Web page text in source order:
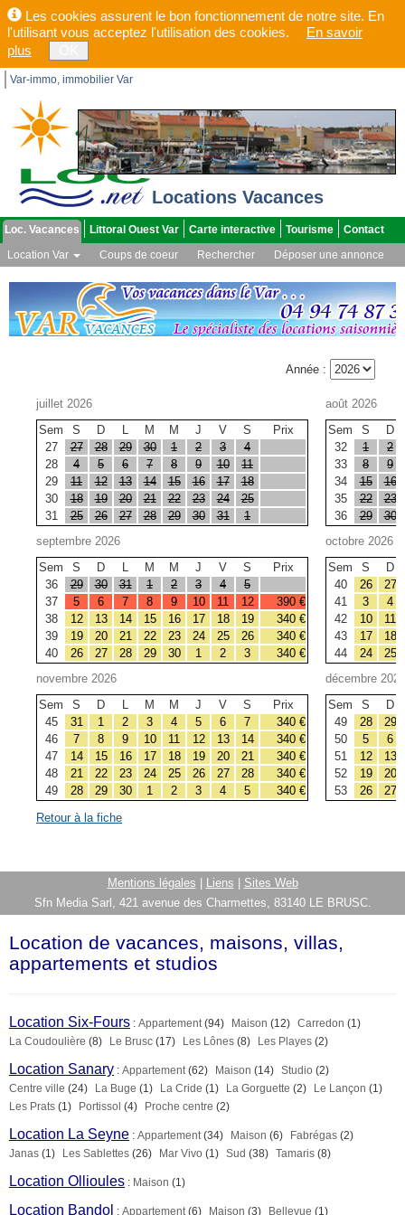
Les cookies assurent le bon fonctionnement de notre site. En
l'utilisant vous acceptez l'utilisation des cookies.
En savoir
plus
Var-immo, immobilier Var
Locations Vacances
Loc. Vacances Littoral Ouest Var Carte interactive Tourisme
Contact
Location Var
Coups de coeur Rechercher
Déposer une annonce
Année :
juillet 2026
Sem
S D L M M J V S
Prix
27
27 28 29 30 1 2 3
4
28
4 5 6 7 8 9 10
11
29
11 12 13 14 15 16 17
18
30
18 19 20 21 22 23 24
25
31
25 26 27 28 29 30 31 1
août 2026
Sem
S
D
32
1
2
33
8
9
34
15
16
35
22
23
36
29
30
septembre 2026
Sem
S D L M M J V S
Prix
36
29 30 31 1 2 3 4
5
37
5 6 7 8 9 10 11 12
390 €
38
12 13 14 15 16 17 18 19
340 €
39
19 20 21 22 23 24 25 26
340 €
40
26 27 28 29 30 1 2 3 340 €
octobre 2026
Sem
S
D
40
26
27
41
3
4
42
10
11
43
17
18
44
24
25
novembre 2026
Sem
S D L M M J V S
Prix
45
31 1 2 3 4 5 6 7
340 €
46
7 8 9 10 11 12 13 14
340 €
47
14 15 16 17 18 19 20 21
340 €
48
21 22 23 24 25 26 27 28
340 €
49
28 29 30 1 2 3 4 5 340 €
décembre 2026
Sem
S
D
49
28
29
50
5
6
51
12
13
52
19
20
53
26
27
Retour à la fiche
Mentions légales Liens
Sites Web
Sfn Media Sarl, 421 avenue des Charmettes, 83140 LE BRUSC.
Location de vacances, maisons, villas,
appartements et studios
Location Six-Fours : Appartement(94) Maison (12) Carredon (1)
La Coudoulière (8) Le Brusc (17) Les Lônes (8) Les Playes (2)
Location Sanary : Appartement(62) Maison (14) Studio (2)
Centre ville (24) La Buge (1) La Cride (1) La Gorguette (2) Le Lançon (1)
Les Prats (1) Portissol (4) Proche centre (2)
Location La Seyne : Appartement(34) Maison (6) Fabrégas (2)
Janas (1) Les Sablettes (26) Mar Vivo (1) Sud (38) Tamaris (8)
Location Ollioules : Maison (1)
Location Bandol : Appartement(6) Maison (3) Bellevue (1)